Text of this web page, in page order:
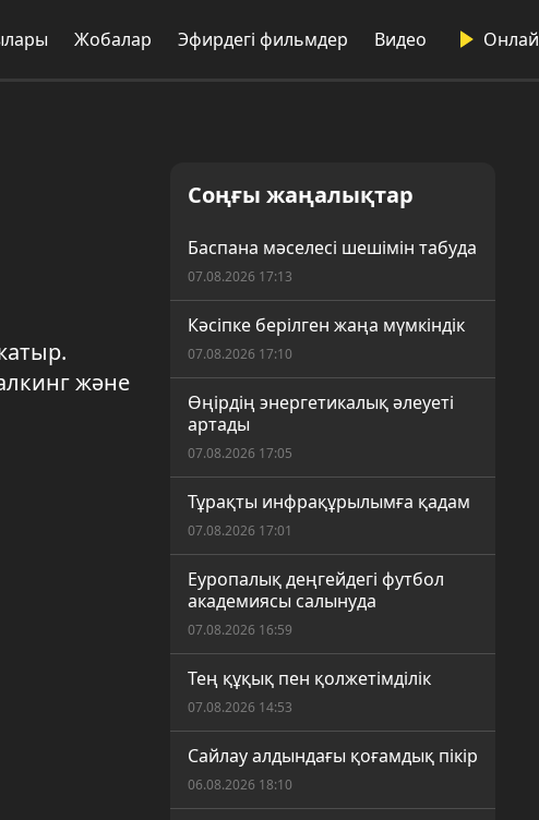
Жобалар Эфирдегі фильмдер Видео
және
Соңғы жаңалықтар
Баспана мәселесі шешімін табуда
07.08.2026 17:13
Кәсіпке берілген жаңа мүмкіндік
07.08.2026 17:10
Өңірдің энергетикалық әлеуеті
артады
07.08.2026 17:05
Тұрақты инфрақұрылымға қадам
07.08.2026 17:01
Еуропалық деңгейдегі футбол
академиясы салынуда
07.08.2026 16:59
Тең құқық пен қолжетімділік
07.08.2026 14:53
Сайлау алдындағы қоғамдық пікір
06.08.2026 18:10